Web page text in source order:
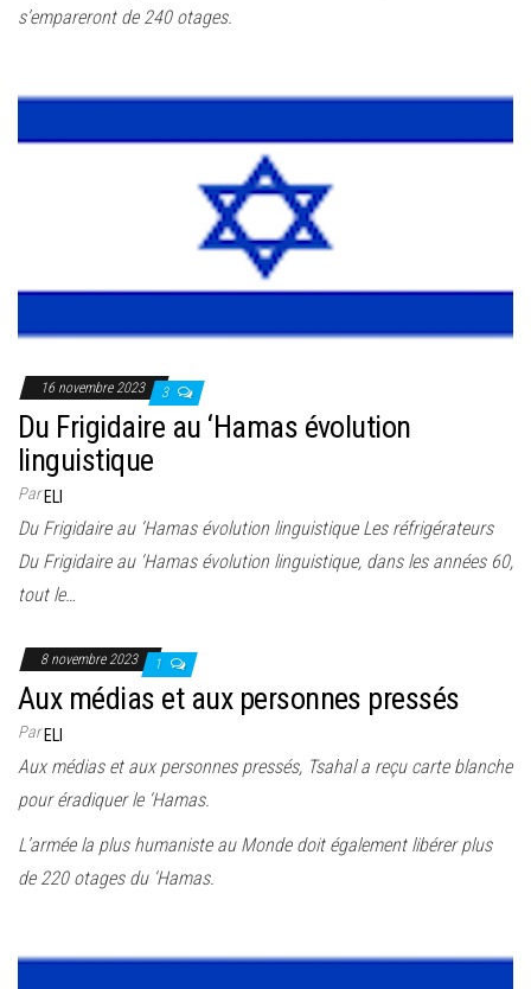
s’empareront de 240 otages.
16 novembre 2023 3
Du Frigidaire au ‘Hamas évolution
linguistique
ParELI
Du Frigidaire au ‘Hamas évolution linguistique Les réfrigérateurs
Du Frigidaire au ‘Hamas évolution linguistique, dans les années 60,
tout le…
8 novembre 2023 1
Aux médias et aux personnes pressés
ParELI
Aux médias et aux personnes pressés, Tsahal a reçu carte blanche
pour éradiquer le ‘Hamas.
L’armée la plus humaniste au Monde doit également libérer plus
de 220 otages du ‘Hamas.